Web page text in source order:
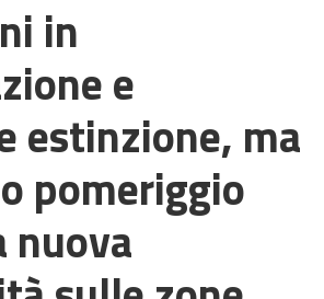
in
e
estinzione, ma
pomeriggio
nuova